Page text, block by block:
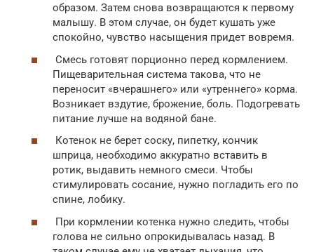
образом. Затем снова возвращаются к первому
малышу. В этом случае, он будет кушать уже
спокойно, чувство насыщения придет вовремя.
Смесь готовят порционно перед кормлением.
Пищеварительная система такова, что не
переносит «вчерашнего» или «утреннего» корма.
Возникает вздутие, брожение, боль. Подогревать
питание лучше на водяной бане.
Котенок не берет соску, пипетку, кончик
шприца, необходимо аккуратно вставить в
ротик, выдавить немного смеси. Чтобы
стимулировать сосание, нужно погладить его по
спине, лобику.
При кормлении котенка нужно следить, чтобы
голова не сильно опрокидывалась назад. В